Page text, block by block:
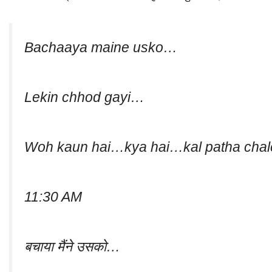
Bachaaya maine usko…
Lekin chhod gayi…
Woh kaun hai…kya hai…kal patha
11:30 AM
बचाया मैंने उसको…